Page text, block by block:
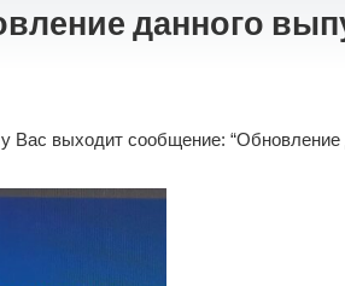
данного
Вас выходит сообщение: